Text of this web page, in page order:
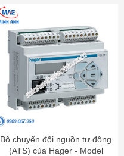
Bộ chuyển đổi nguồn tự động
(ATS) của Hager - Model